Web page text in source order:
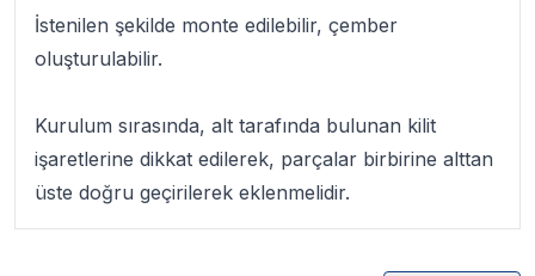
İstenilen şekilde monte edilebilir, çember
oluşturulabilir.
Kurulum sırasında, alt tarafında bulunan kilit
işaretlerine dikkat edilerek, parçalar birbirine alttan
üste doğru geçirilerek eklenmelidir.